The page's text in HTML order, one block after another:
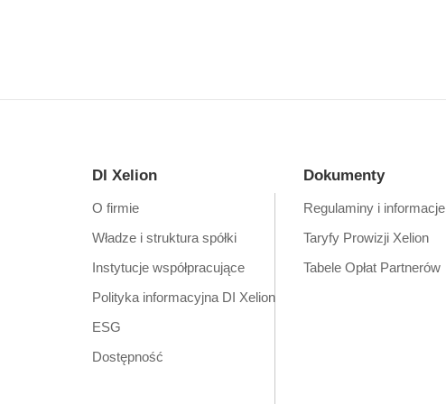
DI Xelion
O firmie
Władze i struktura spółki
Instytucje współpracujące
Polityka informacyjna DI Xelion
ESG
Dostępność
Dokumenty
Regulaminy i informacje
Taryfy Prowizji Xelion
Tabele Opłat Partnerów